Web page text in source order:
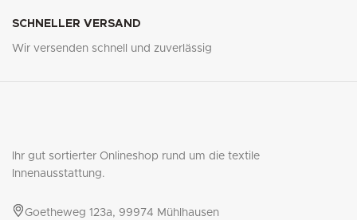
SCHNELLER VERSAND
Wir versenden schnell und zuverlässig
Ihr gut sortierter Onlineshop rund um die textile
Innenausstattung.
Goetheweg 123a, 99974 Mühlhausen